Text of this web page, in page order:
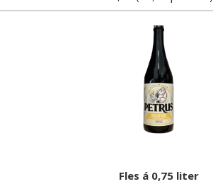
Fles á 0,75 liter